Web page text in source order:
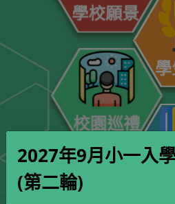
學校願景
校園巡禮
2027年9月小一入
(第二輪)